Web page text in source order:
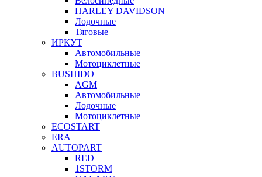
HARLEY DAVIDSON
Лодочные
Тяговые
ИРКУТ
Автомобильные
Мотоциклетные
BUSHIDO
AGM
Автомобильные
Лодочные
Мотоциклетные
ECOSTART
ERA
AUTOPART
RED
1STORM